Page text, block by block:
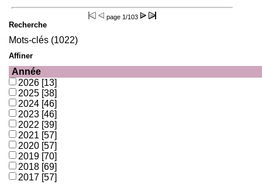
page 1/103
Recherche
Mots-clés (1022)
Affiner
Année
2026 [13]
2025 [38]
2024 [46]
2023 [46]
2022 [39]
2021 [57]
2020 [57]
2019 [70]
2018 [69]
2017 [57]